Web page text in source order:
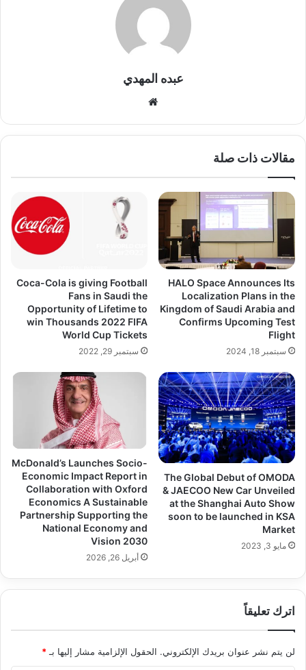
عبده المهدي
الوي
مقالات ذات صلة
HALO Space Announces Its
Localization Plans in the
Kingdom of Saudi Arabia and
Confirms Upcoming Test
Flight
سبتمبر 18, 2024
Coca-Cola is giving Football
Fans in Saudi the
Opportunity of Lifetime to
win Thousands 2022 FIFA
World Cup Tickets
سبتمبر 29, 2022
The Global Debut of OMODA
& JAECOO New Car Unveiled
at the Shanghai Auto Show
soon to be launched in KSA
Market
مايو 3, 2023
McDonald’s Launches Socio-
Economic Impact Report in
Collaboration with Oxford
Economics A Sustainable
Partnership Supporting the
National Economy and
Vision 2030
أبريل 26, 2026
اترك تعليقاً
لن يتم نشر عنوان بريدك الإلكتروني. الحقول الإلزامية مشار إليها بـ*